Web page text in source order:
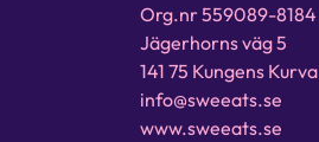
Org.nr 559089-8184
Jägerhorns väg 5
141 75 Kungens Kurva
info@sweeats.se
www.sweeats.se